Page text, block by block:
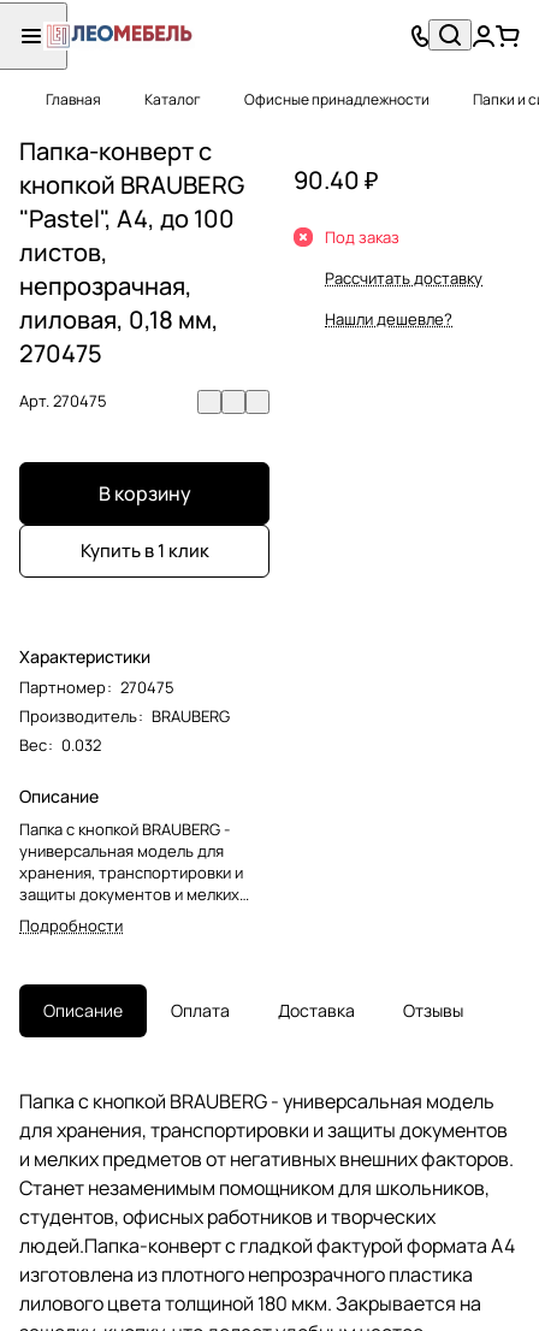
Главная Каталог Офисные принадлежности Папки и
Папка-конверт с
кнопкой BRAUBERG
"Pastel", А4, до 100
листов,
непрозрачная,
лиловая, 0,18 мм,
270475
Арт.270475
В корзину
Купить в 1 клик
Характеристики
Партномер: 270475
Производитель: BRAUBERG
Вес: 0.032
Описание
Папка с кнопкой BRAUBERG -
универсальная модель для
хранения, транспортировки и
защиты документов и мелких
предметов от негативных
внешних факторов. Станет
школьников, студентов, офисных
работников и творческих
людей.Папка-конверт с гладкой
непрозрачного пластика
лилового цвета толщиной 180
мкм. Закрывается на защелку-
кнопку, что делает удобным
частое использование и
обеспечивает быстрый доступ к
ее содержимому. Папка
способна вместить до 100
листов стандартной плотности.
Подробности
90.40 ₽
Под заказ
Рассчитать доставку
Нашли дешевле?
Описание Оплата Доставка Отзывы
Папка с кнопкой BRAUBERG - универсальная модель
для хранения, транспортировки и защиты документов
и мелких предметов от негативных внешних факторов.
Станет незаменимым помощником для школьников,
студентов, офисных работников и творческих
людей.Папка-конверт с гладкой фактурой формата А4
изготовлена из плотного непрозрачного пластика
лилового цвета толщиной 180 мкм. Закрывается на